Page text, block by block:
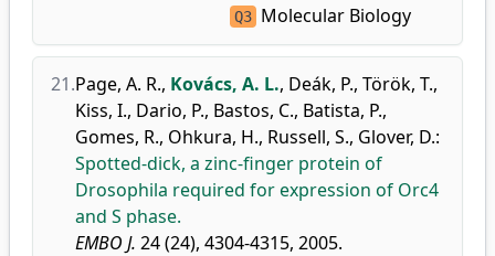
Q3 Molecular Biology
21.Page, A. R., Kovács, A. L., Deák, P., Török, T.,
Kiss, I., Dario, P., Bastos, C., Batista, P.,
Gomes, R., Ohkura, H., Russell, S., Glover, D.:
Spotted-dick, a zinc-finger protein of
Drosophila required for expression of Orc4
and S phase.
EMBO J. 24 (24), 4304-4315, 2005.